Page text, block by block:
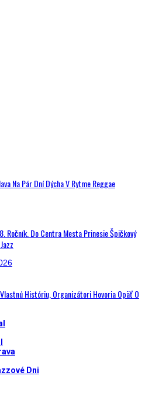
Na Pár Dní Dýcha V Rytme Reggae
Ročník. Do Centra Mesta Prinesie Špičkový
Históriu, Organizátori Hovoria Opäť O
Dni